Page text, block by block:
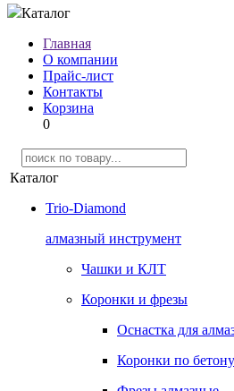
Каталог
Главная
О компании
Прайс-лист
Контакты
Корзина
0
Каталог
Trio-Diamond
алмазный инструмент
Чашки и КЛТ
Коронки и фрезы
Оснастка для
Коронки по бетону